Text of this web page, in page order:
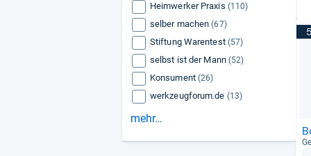
Heimwerker Praxis (110)
selber machen (67)
Stiftung Warentest (57)
selbst ist der Mann (52)
Konsument (26)
werkzeugforum.de (13)
mehr…